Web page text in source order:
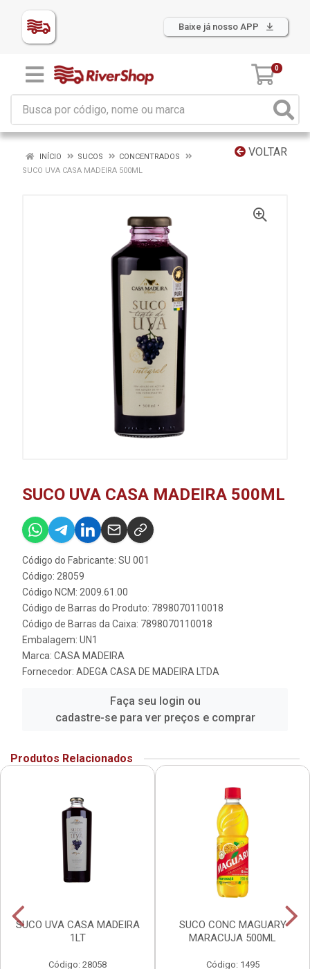
Baixe já nosso APP
0
VOLTAR
INÍCIO SUCOS
CONCENTRADOS
SUCO UVA CASA MADEIRA 500ML
SUCO UVA CASA MADEIRA 500ML
Código do Fabricante: SU 001
Código: 28059
Código NCM: 2009.61.00
Código de Barras do Produto: 7898070110018
Código de Barras da Caixa: 7898070110018
Embalagem: UN1
Marca: CASA MADEIRA
Fornecedor: ADEGA CASA DE MADEIRA LTDA
Faça seu login ou
cadastre-se para ver preços e comprar
Produtos Relacionados
SUCO UVA CASA MADEIRA
1LT
Código: 28058
SUCO CONC MAGUARY
MARACUJA 500ML
Código: 1495